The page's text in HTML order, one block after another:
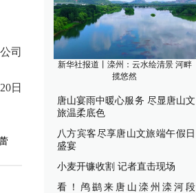
司
日
新华社报道丨滦州：云水绘清景 河畔
揽悠然
唐山宴雨中暖心服务 尽显唐山文
旅温柔底色
八方宾客尽享唐山文旅端午假日
盛宴
小麦开镰收割 记者直击现场
看！鸬鹚来唐山滦州滦河段